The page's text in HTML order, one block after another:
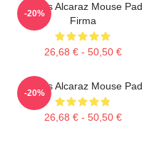
Carlos Alcaraz Mouse Pad
Firma
26,68 € - 50,50 €
-20%
Carlos Alcaraz Mouse Pad
26,68 € - 50,50 €
-20%